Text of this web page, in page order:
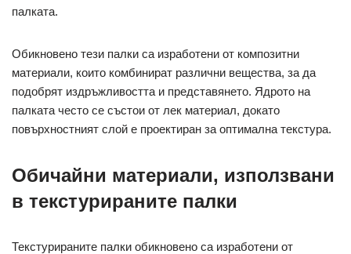
палката.
Обикновено тези палки са изработени от композитни
материали, които комбинират различни вещества, за да
подобрят издръжливостта и представянето. Ядрото на
палката често се състои от лек материал, докато
повърхностният слой е проектиран за оптимална текстура.
Обичайни материали, използвани
в текстурираните палки
Текстурираните палки обикновено са изработени от